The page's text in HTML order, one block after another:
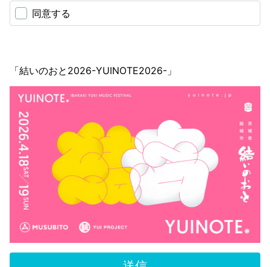
同意する
「結いのおと2026-YUINOTE2026-」